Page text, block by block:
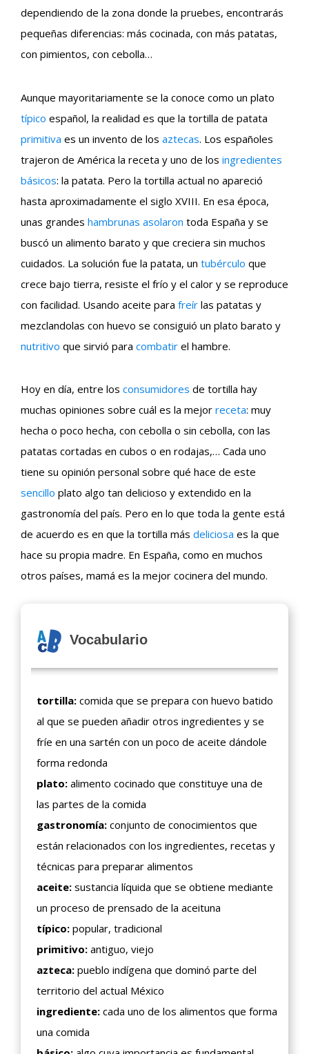
dependiendo de la zona donde la pruebes, encontrarás
pequeñas diferencias: más cocinada, con más patatas,
con pimientos, con cebolla…
Aunque mayoritariamente se la conoce como un plato
típico español, la realidad es que la tortilla de patata
primitiva es un invento de los aztecas. Los españoles
trajeron de América la receta y uno de los ingredientes
básicos: la patata. Pero la tortilla actual no apareció
hasta aproximadamente el siglo XVIII. En esa época,
unas grandes hambrunas asolaron toda España y se
buscó un alimento barato y que creciera sin muchos
cuidados. La solución fue la patata, un tubérculo que
crece bajo tierra, resiste el frío y el calor y se reproduce
con facilidad. Usando aceite para freír las patatas y
mezclandolas con huevo se consiguió un plato barato y
nutritivo que sirvió para combatir el hambre.
Hoy en día, entre los consumidores de tortilla hay
muchas opiniones sobre cuál es la mejor receta: muy
hecha o poco hecha, con cebolla o sin cebolla, con las
patatas cortadas en cubos o en rodajas,… Cada uno
tiene su opinión personal sobre qué hace de este
sencillo plato algo tan delicioso y extendido en la
gastronomía del país. Pero en lo que toda la gente está
de acuerdo es en que la tortilla más deliciosa es la que
hace su propia madre. En España, como en muchos
otros países, mamá es la mejor cocinera del mundo.
Vocabulario
tortilla: comida que se prepara con huevo batido
al que se pueden añadir otros ingredientes y se
fríe en una sartén con un poco de aceite dándole
forma redonda
plato: alimento cocinado que constituye una de
las partes de la comida
gastronomía: conjunto de conocimientos que
están relacionados con los ingredientes, recetas y
técnicas para preparar alimentos
aceite: sustancia líquida que se obtiene mediante
un proceso de prensado de la aceituna
típico: popular, tradicional
primitivo: antiguo, viejo
azteca: pueblo indígena que dominó parte del
territorio del actual México
ingrediente: cada uno de los alimentos que forma
una comida